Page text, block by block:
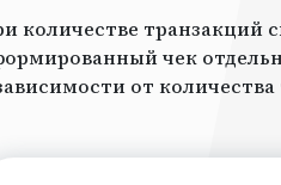
количестве транзакций
чек
от